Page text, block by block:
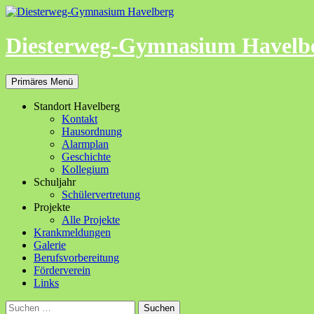
Zum
springen
Diesterweg-Gymnasium
Suchen
Primäres Menü
Standort Havelberg
Kontakt
Hausordnung
Alarmplan
Geschichte
Kollegium
Schuljahr
Schülervertretung
Projekte
Alle Projekte
Krankmeldungen
Galerie
Berufsvorbereitung
Förderverein
Links
Suchen